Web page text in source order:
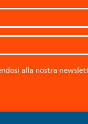
alla nostra